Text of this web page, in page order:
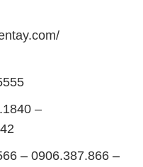
–
– 0906.387.866 –